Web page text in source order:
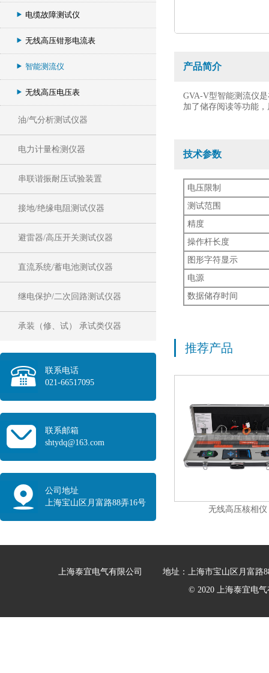
电缆故障测试仪
无线高压钳形电流表
智能测流仪
无线高压电压表
油/气分析测试仪器
电力计量检测仪器
串联谐振耐压试验装置
接地/绝缘电阻测试仪器
避雷器/高压开关测试仪器
直流系统/蓄电池测试仪器
继电保护/二次回路测试仪器
承装（修、试） 承试类仪器
联系电话
021-66517095
联系邮箱
shtydq@163.com
公司地址
上海宝山区月富路88弄16号
产品简介
GVA-V型智能测流仪
加了储存阅读等功能
技术参数
电压限制
测试范围
精度
操作杆长度
图形字符显示
电源
数据储存时间
推荐产品
无线高压核相仪
上海泰宜电气有限公司
地址：上海市宝山区月富路
© 2020 上海泰宜电